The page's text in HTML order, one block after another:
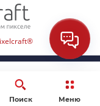
Поиск Меню